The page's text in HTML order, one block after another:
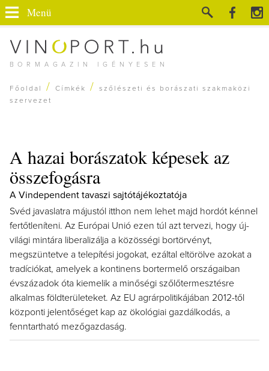
BORMAGAZIN IGÉNYESEN
Menü
Főoldal / Címkék /
szőlészeti és borászati szakmaközi
szervezet
A hazai borászatok képesek az
összefogásra
A Vindependent tavaszi sajtótájékoztatója
Svéd javaslatra májustól itthon nem lehet majd hordót kénnel
fertőtleníteni. Az Európai Unió ezen túl azt tervezi, hogy új-
világi mintára liberalizálja a közösségi bortörvényt,
megszüntetve a telepítési jogokat, ezáltal eltörölve azokat a
tradíciókat, amelyek a kontinens bortermelő országaiban
évszázadok óta kiemelik a minőségi szőlőtermesztésre
alkalmas földterületeket. Az EU agrárpolitikájában 2012-től
központi jelentőséget kap az ökológiai gazdálkodás, a
fenntartható mezőgazdaság.